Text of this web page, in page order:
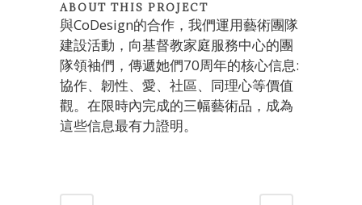
ABOUT THIS PROJECT
與CoDesign的合作，我們運用藝術團隊
建設活動，向基督教家庭服務中心的團
隊領袖們，傳遞她們70周年的核心信息:
協作、韌性、愛、社區、同理心等價值
觀。在限時內完成的三幅藝術品，成為
這些信息最有力證明。